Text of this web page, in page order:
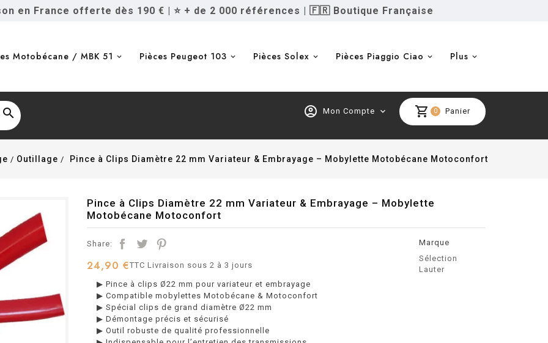
en France offerte dès 190 € | ⭐ + de 2 000 références | 🇫🇷 Boutique Française
Motobécane / MBK 51 Pièces Peugeot 103 Pièces Solex Pièces Piaggio Ciao Plus
 shopping_cart 0 Panier
account_circle Mon Compte expand_more
Outillage Pince à Clips Diamètre 22 mm Variateur & Embrayage – Mobylette Motobécane Motoconfort
Pince à Clips Diamètre 22 mm Variateur & Embrayage – Mobylette
Motobécane Motoconfort
Marque
Sélection
Lauter
Share:
24,90 €TTC Livraison sous 2 à 3 jours
▶ Pince à clips Ø22 mm pour variateur et embrayage
▶ Compatible mobylettes Motobécane & Motoconfort
▶ Spécial clips de grand diamètre Ø22 mm
▶ Démontage précis et sécurisé
▶ Outil robuste de qualité professionnelle